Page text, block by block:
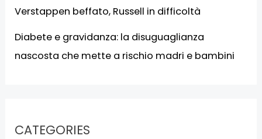
Verstappen beffato, Russell in difficoltà
Diabete e gravidanza: la disuguaglianza
nascosta che mette a rischio madri e bambini
CATEGORIES